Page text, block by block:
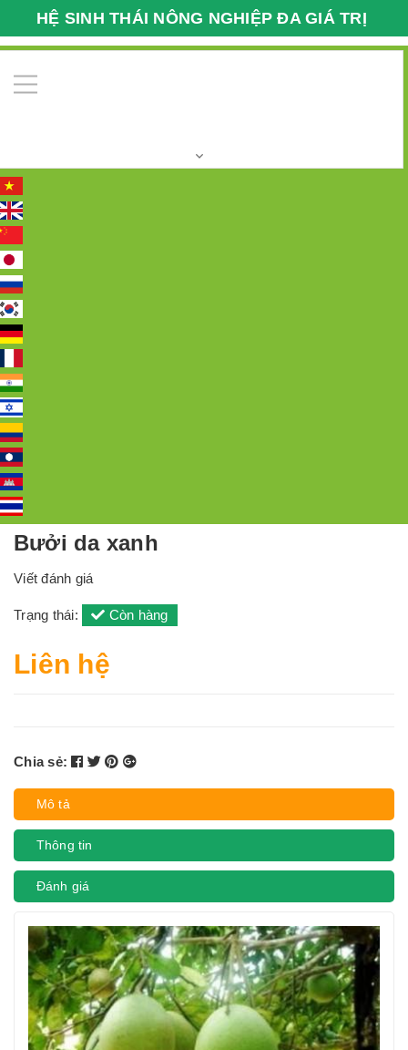
HỆ SINH THÁI NÔNG NGHIỆP ĐA GIÁ TRỊ
VFARMECO
Trang chủ
VFARM
Bưởi da xanh
Viết đánh giá
Trạng thái: Còn hàng
Liên hệ
Chia sẻ:
Mô tả
Thông tin
Đánh giá